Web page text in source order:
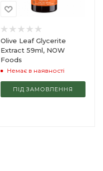
Olive Leaf Glycerite
Extract 59ml, NOW
Foods
Немає в наявності
ПІД ЗАМОВЛЕННЯ